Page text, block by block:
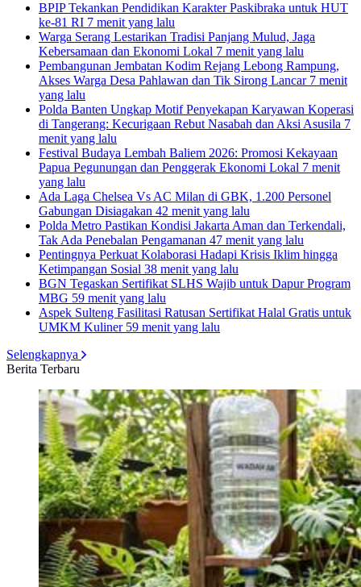
BPIP Tekankan Pendidikan Karakter Paskibraka untuk HUT
ke-81 RI 7 menit yang lalu
Warga Serang Lestarikan Tradisi Panjang Mulud, Jaga
Kebersamaan dan Ekonomi Lokal 7 menit yang lalu
Pembangunan Jembatan Kodim Rejang Lebong Rampung,
Akses Warga Desa Pahlawan dan Tik Sirong Lancar 7 menit
yang lalu
Polda Banten Ungkap Motif Penyekapan Karyawan Koperasi
di Tangerang: Kecurigaan Rebut Nasabah dan Aksi Asusila 7
menit yang lalu
Festival Budaya Lembah Baliem 2026: Promosi Kekayaan
Papua Pegunungan dan Penggerak Ekonomi Lokal 7 menit
yang lalu
Ada Laga Chelsea Vs AC Milan di GBK, 1.200 Personel
Gabungan Disiagakan 42 menit yang lalu
Polda Metro Pastikan Kondisi Jakarta Aman dan Terkendali,
Tak Ada Penebalan Pengamanan 47 menit yang lalu
Pentingnya Perkuat Kolaborasi Hadapi Krisis Iklim hingga
Ketimpangan Sosial 38 menit yang lalu
BGN Tegaskan Sertifikat SLHS Wajib untuk Dapur Program
MBG 59 menit yang lalu
Aspek Sulteng Fasilitasi Ratusan Sertifikat Halal Gratis untuk
UMKM Kuliner 59 menit yang lalu
Selengkapnya
Berita Terbaru